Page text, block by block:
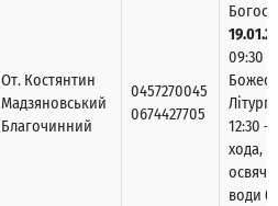
От. Костянтин
Мадзяновський
Благочинний
0457270045
0674427705
09:30 –
12:30 –
хода,
води